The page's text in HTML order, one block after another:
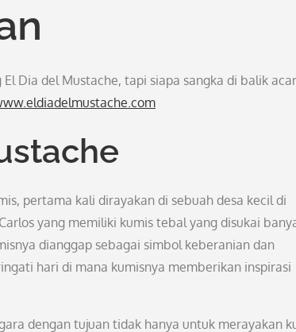
Dia del Mustache, tapi siapa sangka di balik
pertama kali dirayakan di sebuah desa kecil di
yang memiliki kumis tebal yang disukai
dianggap sebagai simbol keberanian dan
hari di mana kumisnya memberikan inspirasi
dengan tujuan tidak hanya untuk merayakan